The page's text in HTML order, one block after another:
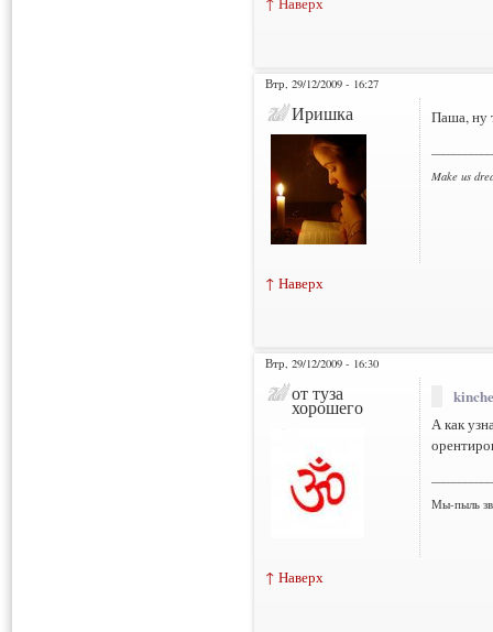
Втр, 29/12/2009 - 16:27
Иришка Паша, ну
Make us
↑ Наверх
Втр, 29/12/2009 - 16:30
от туза
хорошего
А как
Мы-пыль
↑ Наверх